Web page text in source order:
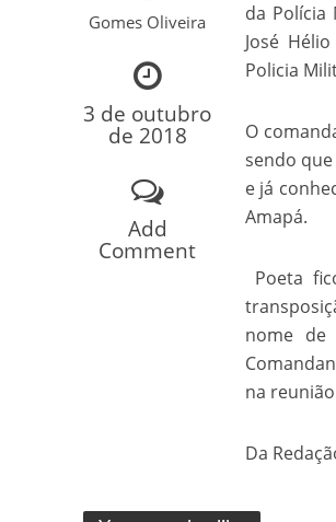
Gomes Oliveira
3 de outubro
de 2018
Add
Comment
da
José
Policia
O
sendo
e já
Amapá.
Poeta
nome de
na
Da